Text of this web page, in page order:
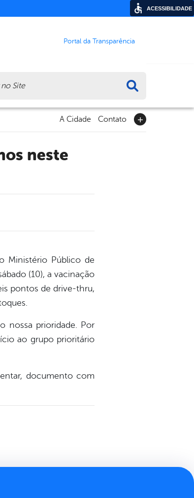
Portal da Transparência
A Cidade Contato
Ministério Público de
(10), a vacinação
pontos de drive-thru,
nossa prioridade. Por
ao grupo prioritário
documento com
ACESSIBILIDADE